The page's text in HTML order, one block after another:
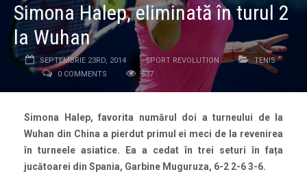
Simona Halep, eliminată în turul 2
la Wuhan
SEPTEMBRIE 23RD, 2014 SPORT REVOLUTION
TENIS
0 COMMENTS
537
Simona Halep, favorita numărul doi a turneului de la
Wuhan din China a pierdut primul ei meci de la revenirea
în turneele asiatice. Ea a cedat în trei seturi în fața
jucătoarei din Spania, Garbine Muguruza, 6-2 2-6 3-6.